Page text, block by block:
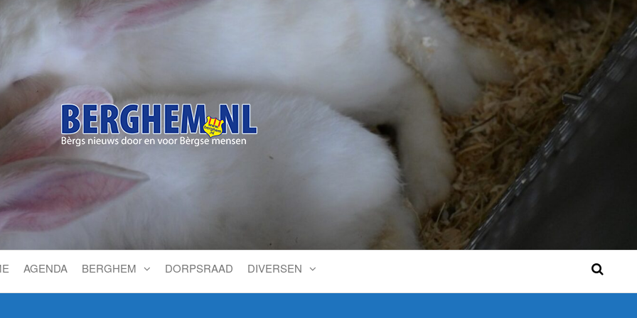
Bérgs nieuws door en voor Bérgse mensen
AGENDA BERGHEM DORPSRAAD DIVERSEN